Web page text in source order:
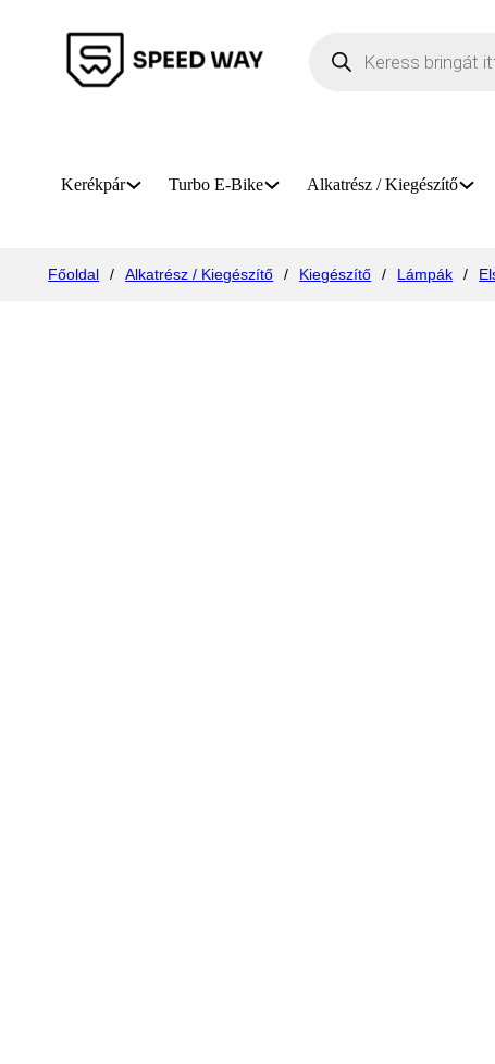
Kerékpár Turbo E-Bike Alkatrész / Kiegészítő
Főoldal / Alkatrész / Kiegészítő / Kiegészítő / Lámpák /